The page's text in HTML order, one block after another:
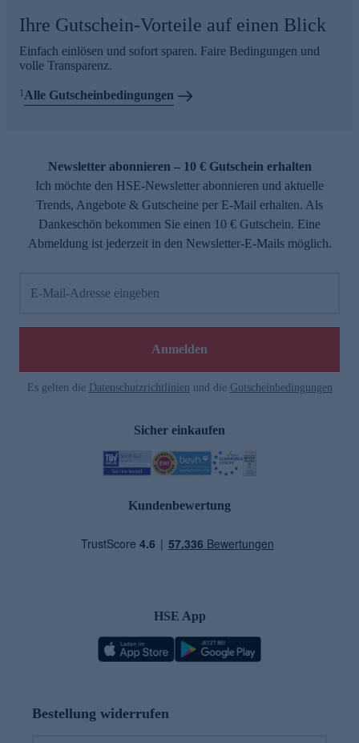
Ihre Gutschein-Vorteile auf einen Blick
Einfach einlösen und sofort sparen. Faire Bedingungen und
volle Transparenz.
1 Alle Gutscheinbedingungen
Newsletter abonnieren – 10 € Gutschein erhalten
Ich möchte den HSE-Newsletter abonnieren und aktuelle
Trends, Angebote & Gutscheine per E-Mail erhalten. Als
Dankeschön bekommen Sie einen 10 € Gutschein. Eine
Abmeldung ist jederzeit in den Newsletter-E-Mails möglich.
E-Mail-Adresse eingeben
Anmelden
Es gelten die Datenschutzrichtlinien und die Gutscheinbedingungen
Sicher einkaufen
Kundenbewertung
HSE App
Bestellung widerrufen